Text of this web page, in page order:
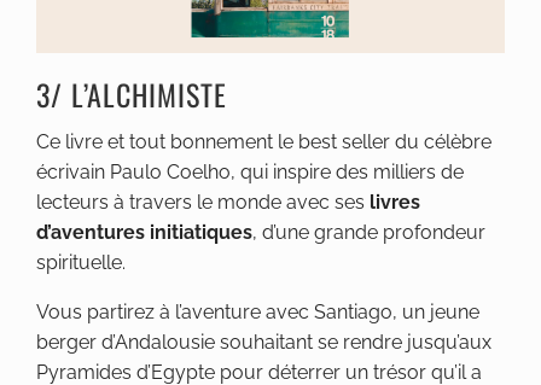
3/ L’ALCHIMISTE
Ce livre et tout bonnement le best seller du célèbre
écrivain Paulo Coelho, qui inspire des milliers de
lecteurs à travers le monde avec ses livres
d’aventures initiatiques, d’une grande profondeur
spirituelle.
Vous partirez à l’aventure avec Santiago, un jeune
berger d’Andalousie souhaitant se rendre jusqu’aux
Pyramides d’Egypte pour déterrer un trésor qu’il a